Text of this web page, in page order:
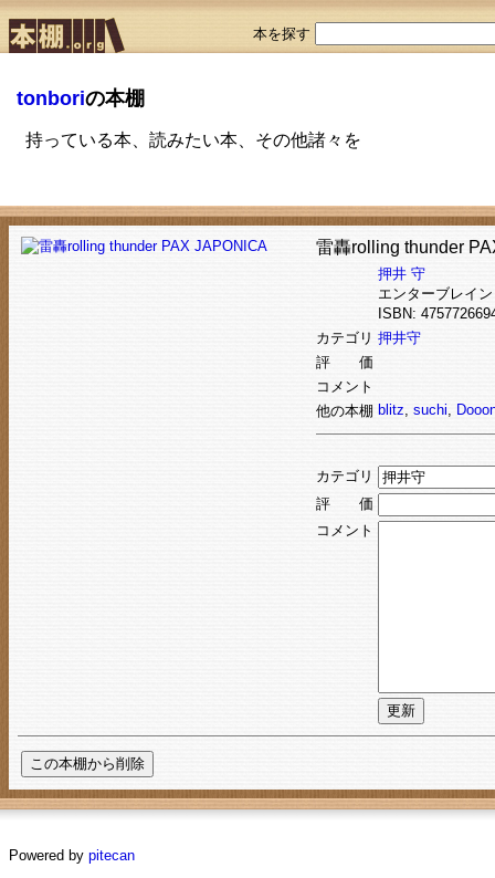
本を探す
tonboriの本棚
持っている本、読みたい本、その他諸々を
雷轟rolling thunder
押井 守
エンターブレイン
ISBN:
カテゴリ 押井守
評 価
コメント
他の本棚 blitz, suchi,
カテゴリ
評 価
コメント
Powered by pitecan